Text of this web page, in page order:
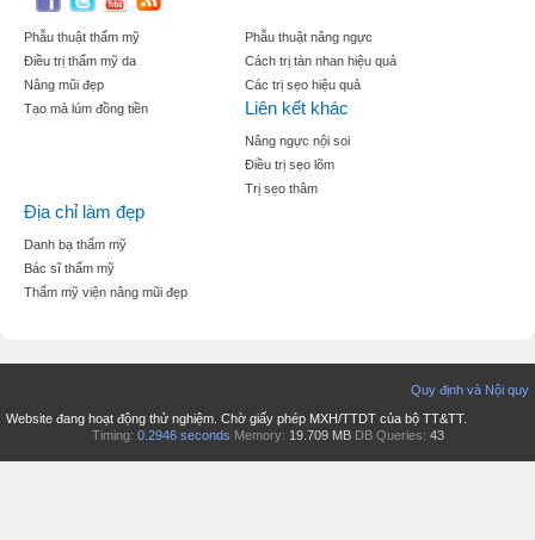
Phẫu thuật thẩm mỹ
Điều trị thẩm mỹ da
Nâng mũi đẹp
Tạo mà lúm đồng tiền
Phẫu thuật nâng ngực
Cách trị tàn nhan hiệu quả
Các trị sẹo hiệu quả
Liên kết khác
Nâng ngực nội soi
Điều trị sẹo lõm
Trị sẹo thâm
Địa chỉ làm đẹp
Danh bạ thẩm mỹ
Bác sĩ thẩm mỹ
Thẩm mỹ viện nâng mũi đẹp
Quy định và Nội quy
Website đang hoạt động thử nghiệm. Chờ giấy phép MXH/TTDT của bộ TT&TT.
Timing: 0.2946 seconds Memory: 19.709 MB DB Queries: 43